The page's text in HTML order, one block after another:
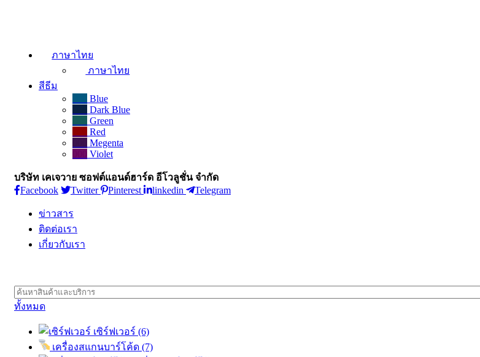
ภาษาไทย
ภาษาไทย
สีธีม
Blue
Dark Blue
Green
Red
Megenta
Violet
บริษัท เคเจวาย ซอฟต์แอนด์ฮาร์ด อีโวลูชั่น จำกัด
Facebook
Twitter Pinterest linkedin Telegram
ข่าวสาร
ติดต่อเรา
เกี่ยวกับเรา
ทั้งหมด
เซิร์ฟเวอร์ (6)
เครื่องสแกนบาร์โค้ด (7)